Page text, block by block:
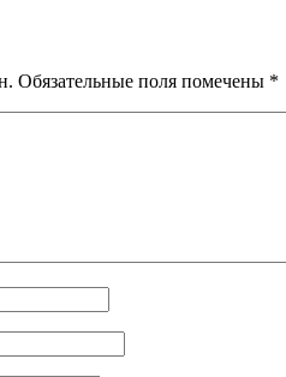
Обязательные поля помечены *